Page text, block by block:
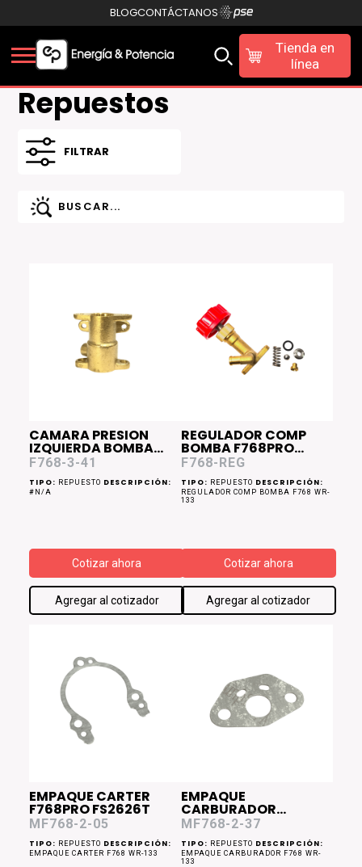
BLOGCONTÁCTANOS
Tienda en
línea
Repuestos
FILTRAR
CAMARA PRESION
IZQUIERDA BOMBA
F768PRO FS2626T
F768-3-41
TIPO: REPUESTO DESCRIPCIÓN:
#N/A
Cotizar ahora
Agregar al cotizador
REGULADOR COMP
BOMBA F768PRO
FS2626T
F768-REG
TIPO: REPUESTO DESCRIPCIÓN:
REGULADOR COMP BOMBA F768 WR-
133
Cotizar ahora
Agregar al cotizador
EMPAQUE CARTER
F768PRO FS2626T
MF768-2-05
TIPO: REPUESTO DESCRIPCIÓN:
EMPAQUE CARTER F768 WR-133
EMPAQUE
CARBURADOR
F768PRO FS2626T
MF768-2-37
TIPO: REPUESTO DESCRIPCIÓN:
EMPAQUE CARBURADOR F768 WR-
133